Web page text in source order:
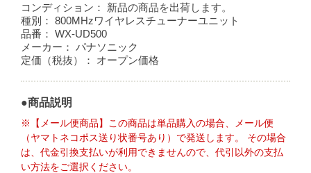
コンディション：
新品の商品を出荷します。
種別：
800MHzワイヤレスチューナーユニット
品番：
WX-UD500
メーカー：
パナソニック
定価（税抜）：
オープン価格
●商品説明
※【メール便商品】この商品は単品購入の場合、メール便
（ヤマトネコポス送り状番号あり）で発送します。 その場合
は、代金引換支払いが利用できませんので、代引以外の支払
い方法をご選択ください。